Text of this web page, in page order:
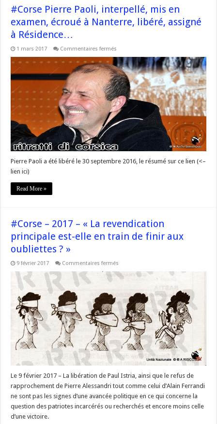
#Corse Pierre Paoli, interpellé, mis en
examen, écroué à Nanterre, libéré, assigné
à Résidence…
1 mars 2017 Commentaires fermés
Pierre
Paoli,
interpellé,
mis
en
examen,
écroué
à
Nanterre,
libéré,
assigné
à
Résidence…
Pierre Paoli a été libéré le 30 septembre 2016, le résumé sur ce lien (<–
lien ici)
Read More »
#Corse – 2017 – « La revendication
principale est-elle en train de finir aux
oubliettes ? »
9 février 2017 Commentaires fermés
–
revendication
principale
est-
elle
en
train
de
finir
aux
oubliettes
Le 9 février 2017 – La libération de Paul Istria, ainsi que le refus de
rapprochement de Pierre Alessandri tout comme celui d’Alain Ferrandi
ne sont pas les signes d’une avancée politique en ce qui concerne la
question des patriotes incarcérés ou recherchés et encore moins celle
d’une victoire.